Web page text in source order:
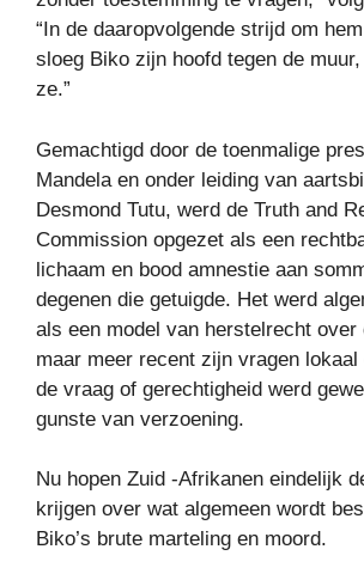
“In de daaropvolgende strijd om
sloeg Biko zijn hoofd tegen de
ze.”
Gemachtigd door de toenmalige
Mandela en onder leiding van
Desmond Tutu, werd de Truth and
Commission opgezet als een
lichaam en bood amnestie aan
degenen die getuigde. Het werd
als een model van herstelrecht over
maar meer recent zijn vragen
de vraag of gerechtigheid werd
gunste van verzoening.
Nu hopen Zuid -Afrikanen eindelijk
krijgen over wat algemeen wordt
Biko’s brute marteling en moord.